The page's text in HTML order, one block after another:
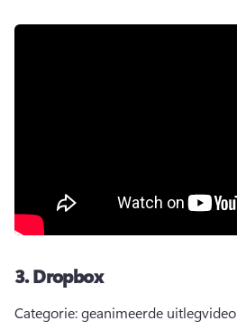
3.Dropbox
Categorie: geanimeerde uitlegvideo